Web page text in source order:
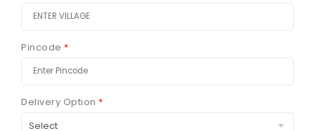
Pincode *
Delivery Option *